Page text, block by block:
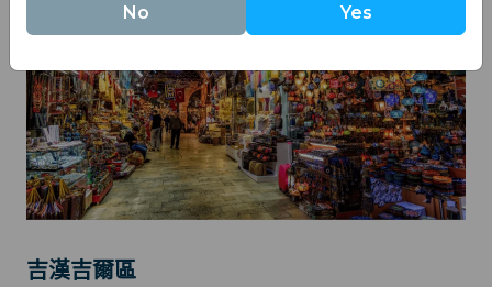
吉漢吉爾區
No Yes